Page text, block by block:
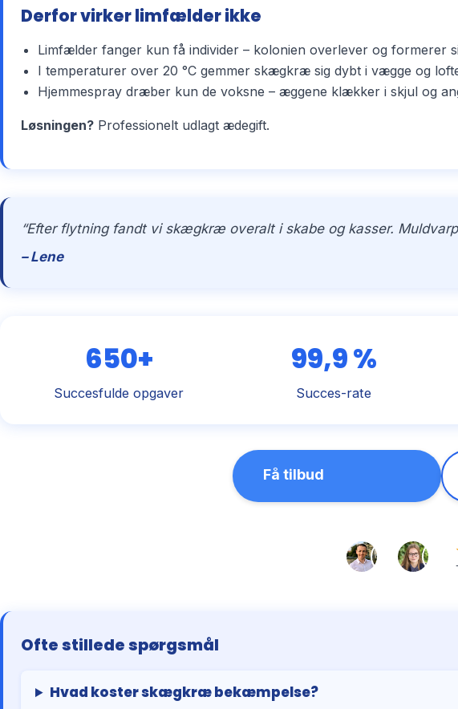
Derfor virker limfælder ikke
Limfælder fanger kun få individer – kolonien overlever og formerer
I temperaturer over 20 °C gemmer skægkræ sig dybt i vægge og
Hjemmespray dræber kun de voksne – æggene klækker i skjul og
Løsningen? Professionelt udlagt ædegift.
“Efter flytning fandt vi skægkræ overalt i skabe og kasser.
– Lene
650+
Succesfulde opgaver
99,9 %
Succes-rate
Få tilbud
Ofte stillede spørgsmål
Hvad koster skægkræ bekæmpelse?